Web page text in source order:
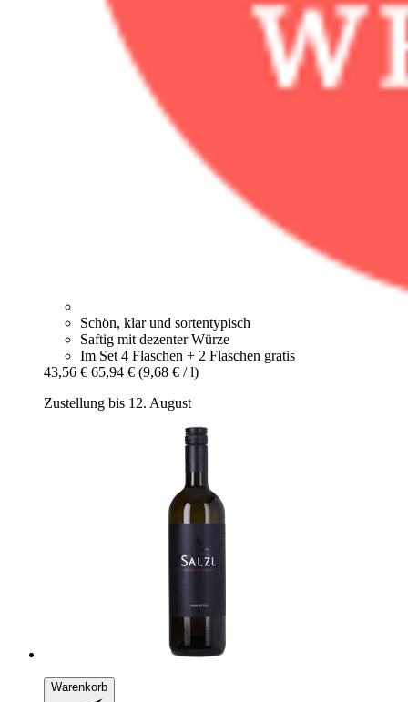
Schön, klar und sortentypisch
Saftig mit dezenter Würze
Im Set 4 Flaschen + 2 Flaschen gratis
43,56 € 65,94 € (9,68 € / l)
Zustellung bis 12. August
Warenkorb